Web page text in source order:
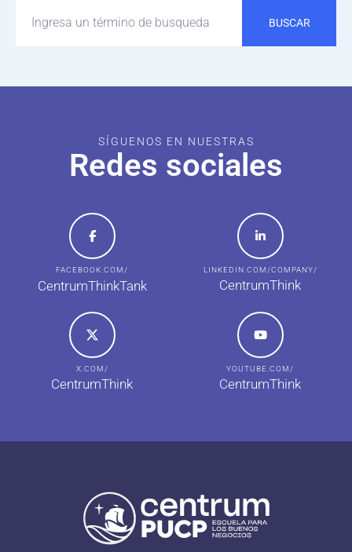
BUSCAR
SÍGUENOS EN NUESTRAS
Redes sociales
FACEBOOK.COM/
CentrumThinkTank
LINKEDIN.COM/COMPANY/
CentrumThink
X.COM/
CentrumThink
YOUTUBE.COM/
CentrumThink